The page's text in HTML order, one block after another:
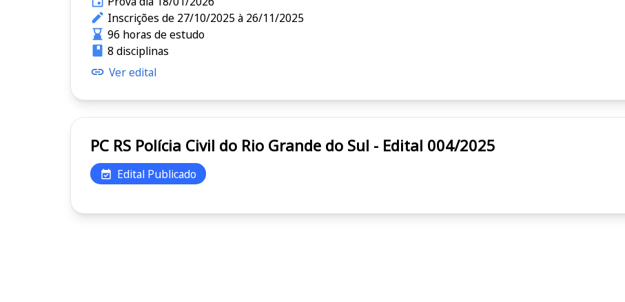
Inscrições de 27/10/2025 à 26/11/2025
96 horas de estudo
8 disciplinas
Ver edital
PC RS Polícia Civil do Rio Grande do Sul - Edital 004/2025
Edital Publicado